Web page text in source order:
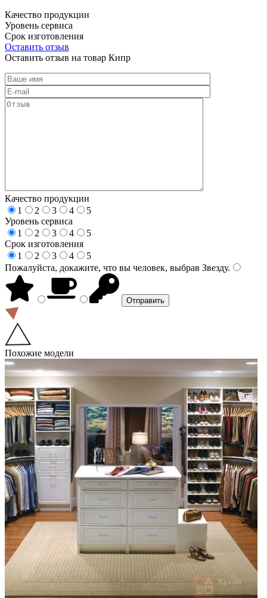
Качество продукции
Уровень сервиса
Срок изготовления
Оставить отзыв
Оставить отзыв на товар Кипр
Качество продукции
1
2 3 4
5
Уровень сервиса
1
2 3 4
5
Срок изготовления
1
2 3 4
5
Пожалуйста, докажите, что вы человек, выбрав Звезду.
Похожие модели